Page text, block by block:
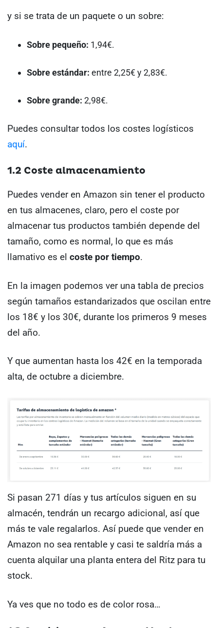
y si se trata de un paquete o un sobre:
Sobre pequeño: 1,94€.
Sobre estándar: entre 2,25€ y 2,83€.
Sobre grande: 2,98€.
Puedes consultar todos los costes logísticos
aquí.
1.2 Coste almacenamiento
Puedes vender en Amazon sin tener el producto
en tus almacenes, claro, pero el coste por
almacenar tus productos también depende del
tamaño, como es normal, lo que es más
llamativo es el coste por tiempo.
En la imagen podemos ver una tabla de precios
según tamaños estandarizados que oscilan entre
los 18€ y los 30€, durante los primeros 9 meses
del año.
Y que aumentan hasta los 42€ en la temporada
alta, de octubre a diciembre.
Si pasan 271 días y tus artículos siguen en su
almacén, tendrán un recargo adicional, así que
más te vale regalarlos. Así puede que vender en
Amazon no sea rentable y casi te saldría más a
cuenta alquilar una planta entera del Ritz para tu
stock.
Ya ves que no todo es de color rosa…